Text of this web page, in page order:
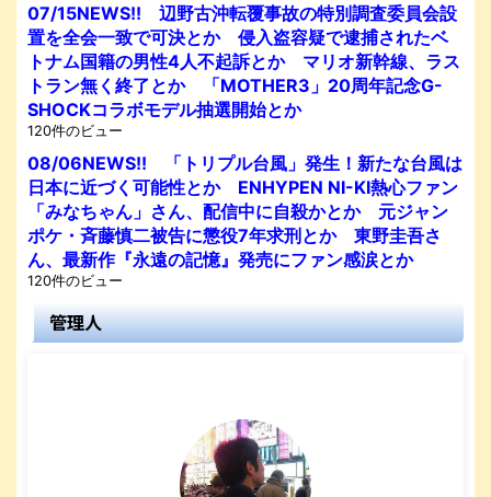
07/15NEWS!! 辺野古沖転覆事故の特別調査委員会設
置を全会一致で可決とか 侵入盗容疑で逮捕されたベ
トナム国籍の男性4人不起訴とか マリオ新幹線、ラス
トラン無く終了とか 「MOTHER3」20周年記念G-
SHOCKコラボモデル抽選開始とか
120件のビュー
08/06NEWS!! 「トリプル台風」発生！新たな台風は
日本に近づく可能性とか ENHYPEN NI-KI熱心ファン
「みなちゃん」さん、配信中に自殺かとか 元ジャン
ポケ・斉藤慎二被告に懲役7年求刑とか 東野圭吾さ
ん、最新作『永遠の記憶』発売にファン感涙とか
120件のビュー
管理人